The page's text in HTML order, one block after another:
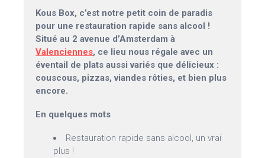
Kous Box, c’est notre petit coin de paradis
pour une restauration rapide sans alcool !
Situé au 2 avenue d’Amsterdam à
Valenciennes, ce lieu nous régale avec un
éventail de plats aussi variés que délicieux :
couscous, pizzas, viandes rôties, et bien plus
encore.
En quelques mots
Restauration rapide sans alcool, un vrai
plus !